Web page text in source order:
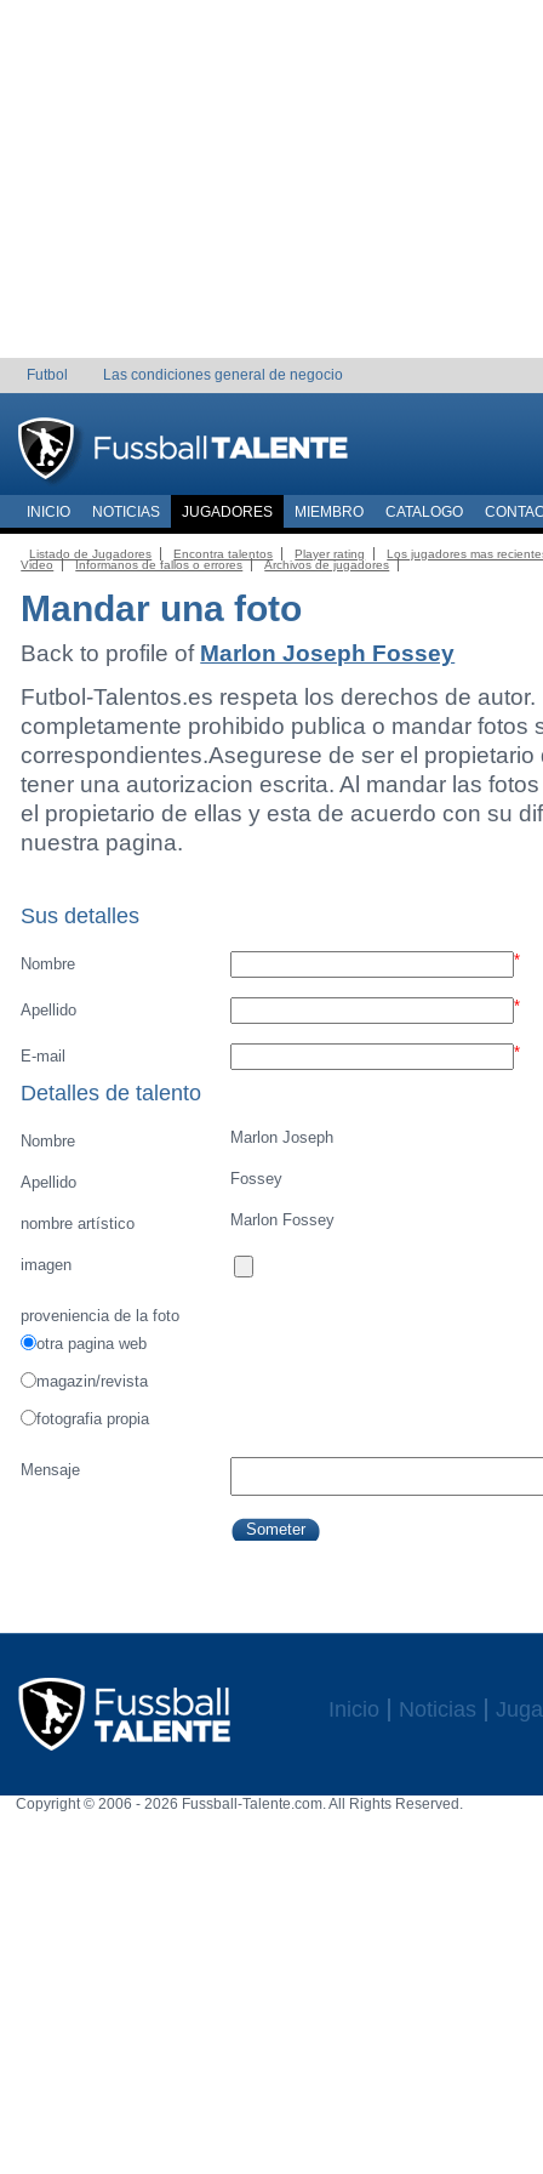
Futbol Las condiciones general de negocio
INICIO NOTICIAS JUGADORES MIEMBRO CATALOGO
Listado de Jugadores Encontra talentos Player rating
Los jugadores mas
Video
Informanos de fallos o errores Archivos de jugadores
Mandar una foto
Back to profile of Marlon Joseph Fossey
Futbol-Talentos.es respeta los derechos de autor.
completamente prohibido publica o mandar fotos
correspondientes.Asegurese de ser el propietario
tener una autorizacion escrita. Al mandar las
el propietario de ellas y esta de acuerdo con su
nuestra pagina.
Sus detalles
Nombre *
Apellido *
E-mail *
Detalles de talento
Nombre Marlon Joseph
Apellido Fossey
nombre artístico Marlon Fossey
imagen
proveniencia de la foto
otra pagina web
magazin/revista
fotografia propia
Mensaje
Inicio Noticias
Copyright © 2006 - 2026 Fussball-Talente.com. All Rights Reserved.